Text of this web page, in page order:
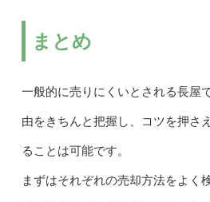
まとめ
一般的に売りにくいとされる長屋
由をきちんと把握し、コツを押さ
ることは可能です。
まずはそれぞれの売却方法をよく